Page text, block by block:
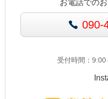
お電話での
090-
受付時間：9:00